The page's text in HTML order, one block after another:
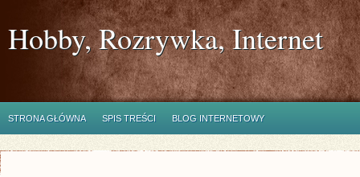
Hobby, Rozrywka, Internet
STRONA GŁÓWNA SPIS TREŚCI BLOG INTERNETOWY